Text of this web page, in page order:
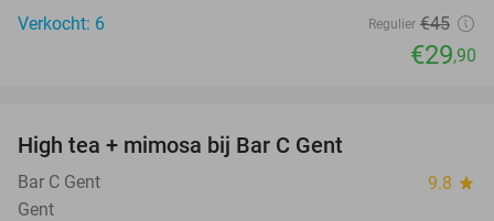
Verkocht: 6
Regulier €45
€29,90
TODAY
High tea + mimosa bij Bar C Gent
Bar C Gent 9.8 star
Gent